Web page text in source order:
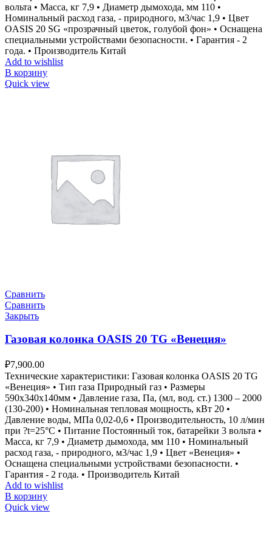
вольта • Масса, кг 7,9 • Диаметр дымохода, мм 110 •
Номинальный расход газа, - природного, м3/час 1,9 • Цвет
OASIS 20 SG «прозрачный цветок, голубой фон» • Оснащена
специальными устройствами безопасности. • Гарантия - 2
года. • Производитель Китай
Add to wishlist
В корзину
Quick view
Сравнить
Сравнить
Закрыть
Газовая колонка OASIS 20 TG «Венеция»
₽7,900.00
Технические характеристики: Газовая колонка OASIS 20 TG
«Венеция» • Тип газа Природный газ • Размеры
590х340х140мм • Давление газа, Па, (мл, вод. ст.) 1300 – 2000
(130-200) • Номинальная тепловая мощность, кВт 20 •
Давление воды, МПа 0,02-0,6 • Производительность, 10 л/мин
при ?t=25°С • Питание Постоянный ток, батарейки 3 вольта •
Масса, кг 7,9 • Диаметр дымохода, мм 110 • Номинальный
расход газа, - природного, м3/час 1,9 • Цвет «Венеция» •
Оснащена специальными устройствами безопасности. •
Гарантия - 2 года. • Производитель Китай
Add to wishlist
В корзину
Quick view